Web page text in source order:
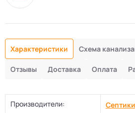
Характеристики Схема
Отзывы Доставка Оплата
Производители: